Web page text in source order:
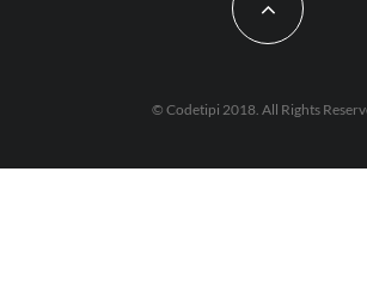
© Codetipi 2018. All Rights